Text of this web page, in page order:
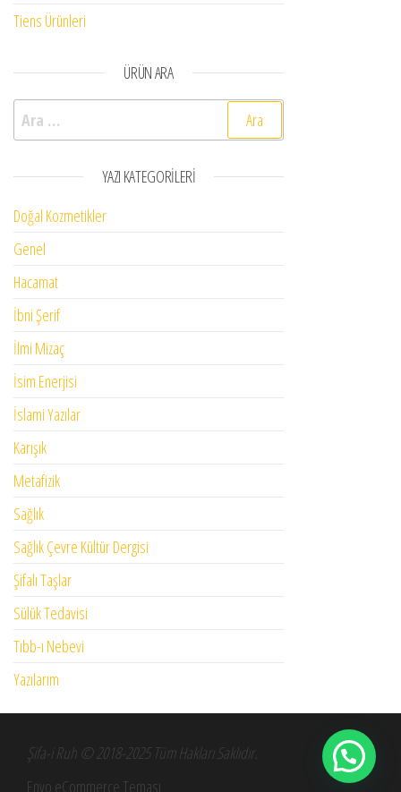
Tiens Ürünleri
ÜRÜN ARA
Arama:
YAZI KATEGORILERI
Doğal Kozmetikler
Genel
Hacamat
İbni Şerif
İlmi Mizaç
İsim Enerjisi
İslami Yazılar
Karışık
Metafizik
Sağlık
Sağlık Çevre Kültür Dergisi
Şifalı Taşlar
Sülük Tedavisi
Tıbb-ı Nebevi
Yazılarım
Şifa-i Ruh © 2018-2025 Tüm Hakları Saklıdır.
Envo eCommerce Teması